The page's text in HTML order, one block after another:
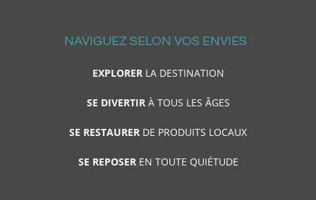
NAVIGUEZ SELON VOS ENVIES :
EXPLORERLA DESTINATION
SE DIVERTIRÀ TOUS LES ÂGES
SE RESTAURER DE PRODUITS LOCAUX
SE REPOSEREN TOUTE QUIÉTUDE